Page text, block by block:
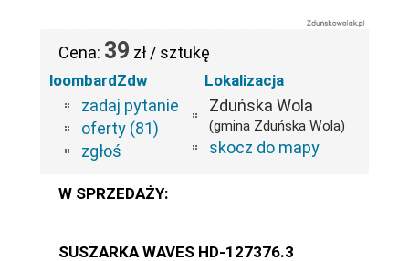
Cena: 39 zł / sztukę
loombardZdw
zadaj pytanie
oferty (81)
zgłoś
Lokalizacja
Zduńska Wola
(gmina Zduńska Wola)
skocz do mapy
W SPRZEDAŻY:
SUSZARKA WAVES HD-127376.3